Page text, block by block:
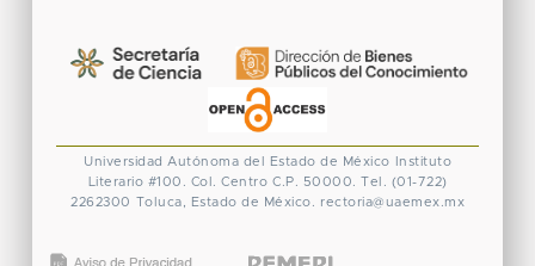
Universidad Autónoma del Estado de México
Instituto
Literario #100. Col. Centro C.P. 50000. Tel. (01-722)
2262300 Toluca, Estado de México. rectoria@uaemex.mx